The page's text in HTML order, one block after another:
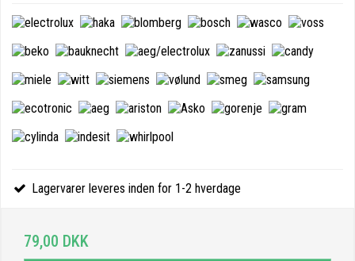
Lagervarer leveres inden for 1-2 hverdage
79,00 DKK